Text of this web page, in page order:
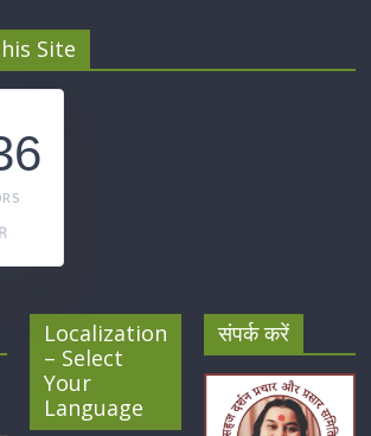
Site
Localization
– Select
Your
Language
संपर्क करें